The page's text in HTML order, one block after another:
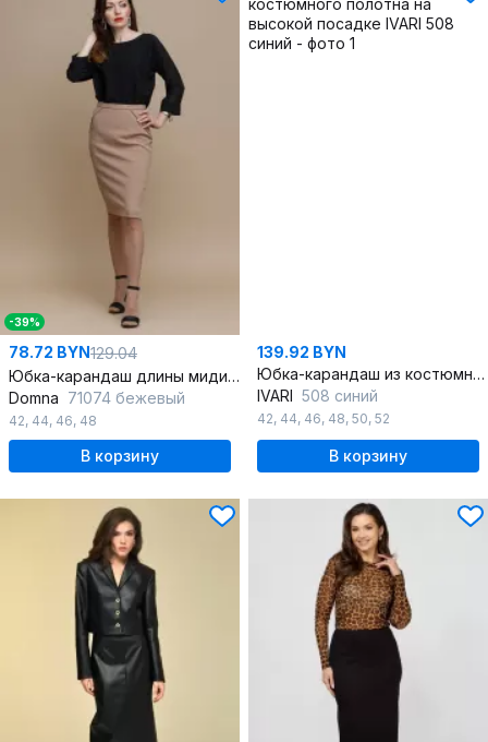
-39%
78.72 BYN129.04
Юбка-карандаш длины миди из вискозы с высокой посадкой для офиса
Domna 71074 бежевый
42, 44, 46, 48
В корзину
139.92 BYN
Юбка-карандаш из костюмного полотна на высокой посадке
IVARI 508 синий
42, 44, 46, 48, 50, 52
В корзину